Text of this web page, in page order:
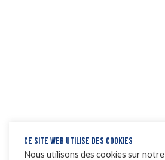
CE SITE WEB UTILISE DES COOKIES
Nous utilisons des cookies sur notre